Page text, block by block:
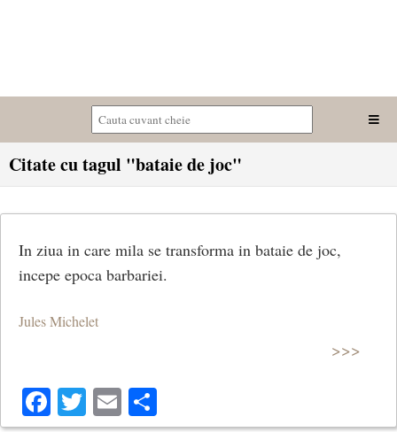
Citate cu tagul "bataie de joc"
In ziua in care mila se transforma in bataie de joc,
incepe epoca barbariei.
Jules Michelet
>>>
Facebook
Twitter
Email